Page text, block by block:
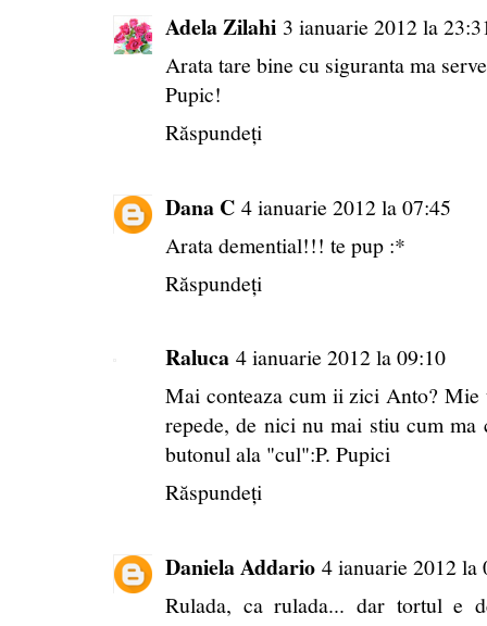
Adela Zilahi 3 ianuarie 2012 la
Arata tare bine cu siguranta ma
Pupic!
Răspundeți
Dana C 4 ianuarie 2012 la 07:45
Arata demential!!! te pup :*
Răspundeți
Raluca 4 ianuarie 2012 la 09:10
Mai conteaza cum ii zici Anto?
repede, de nici nu mai stiu cum ma
butonul ala "cul":P. Pupici
Răspundeți
Daniela Addario 4 ianuarie 2012 la
Rulada, ca rulada... dar tortul e